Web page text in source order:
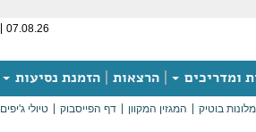
07.08.26
ומדריכים הרצאות הזמנת נסיעות
מלונות בוטיק המגזין המקוון דף הפייסבוק טיולי ג'יפים